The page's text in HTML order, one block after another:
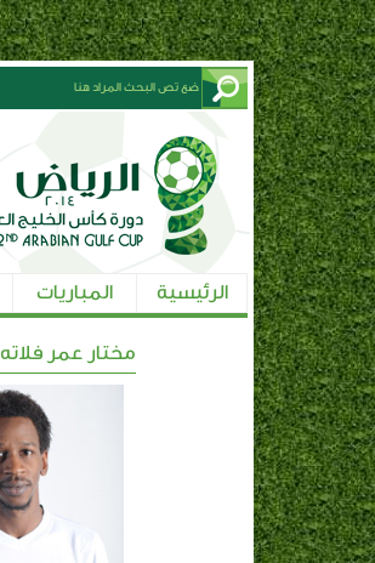
الرئيسية المباريات
مختار عمر فلاته